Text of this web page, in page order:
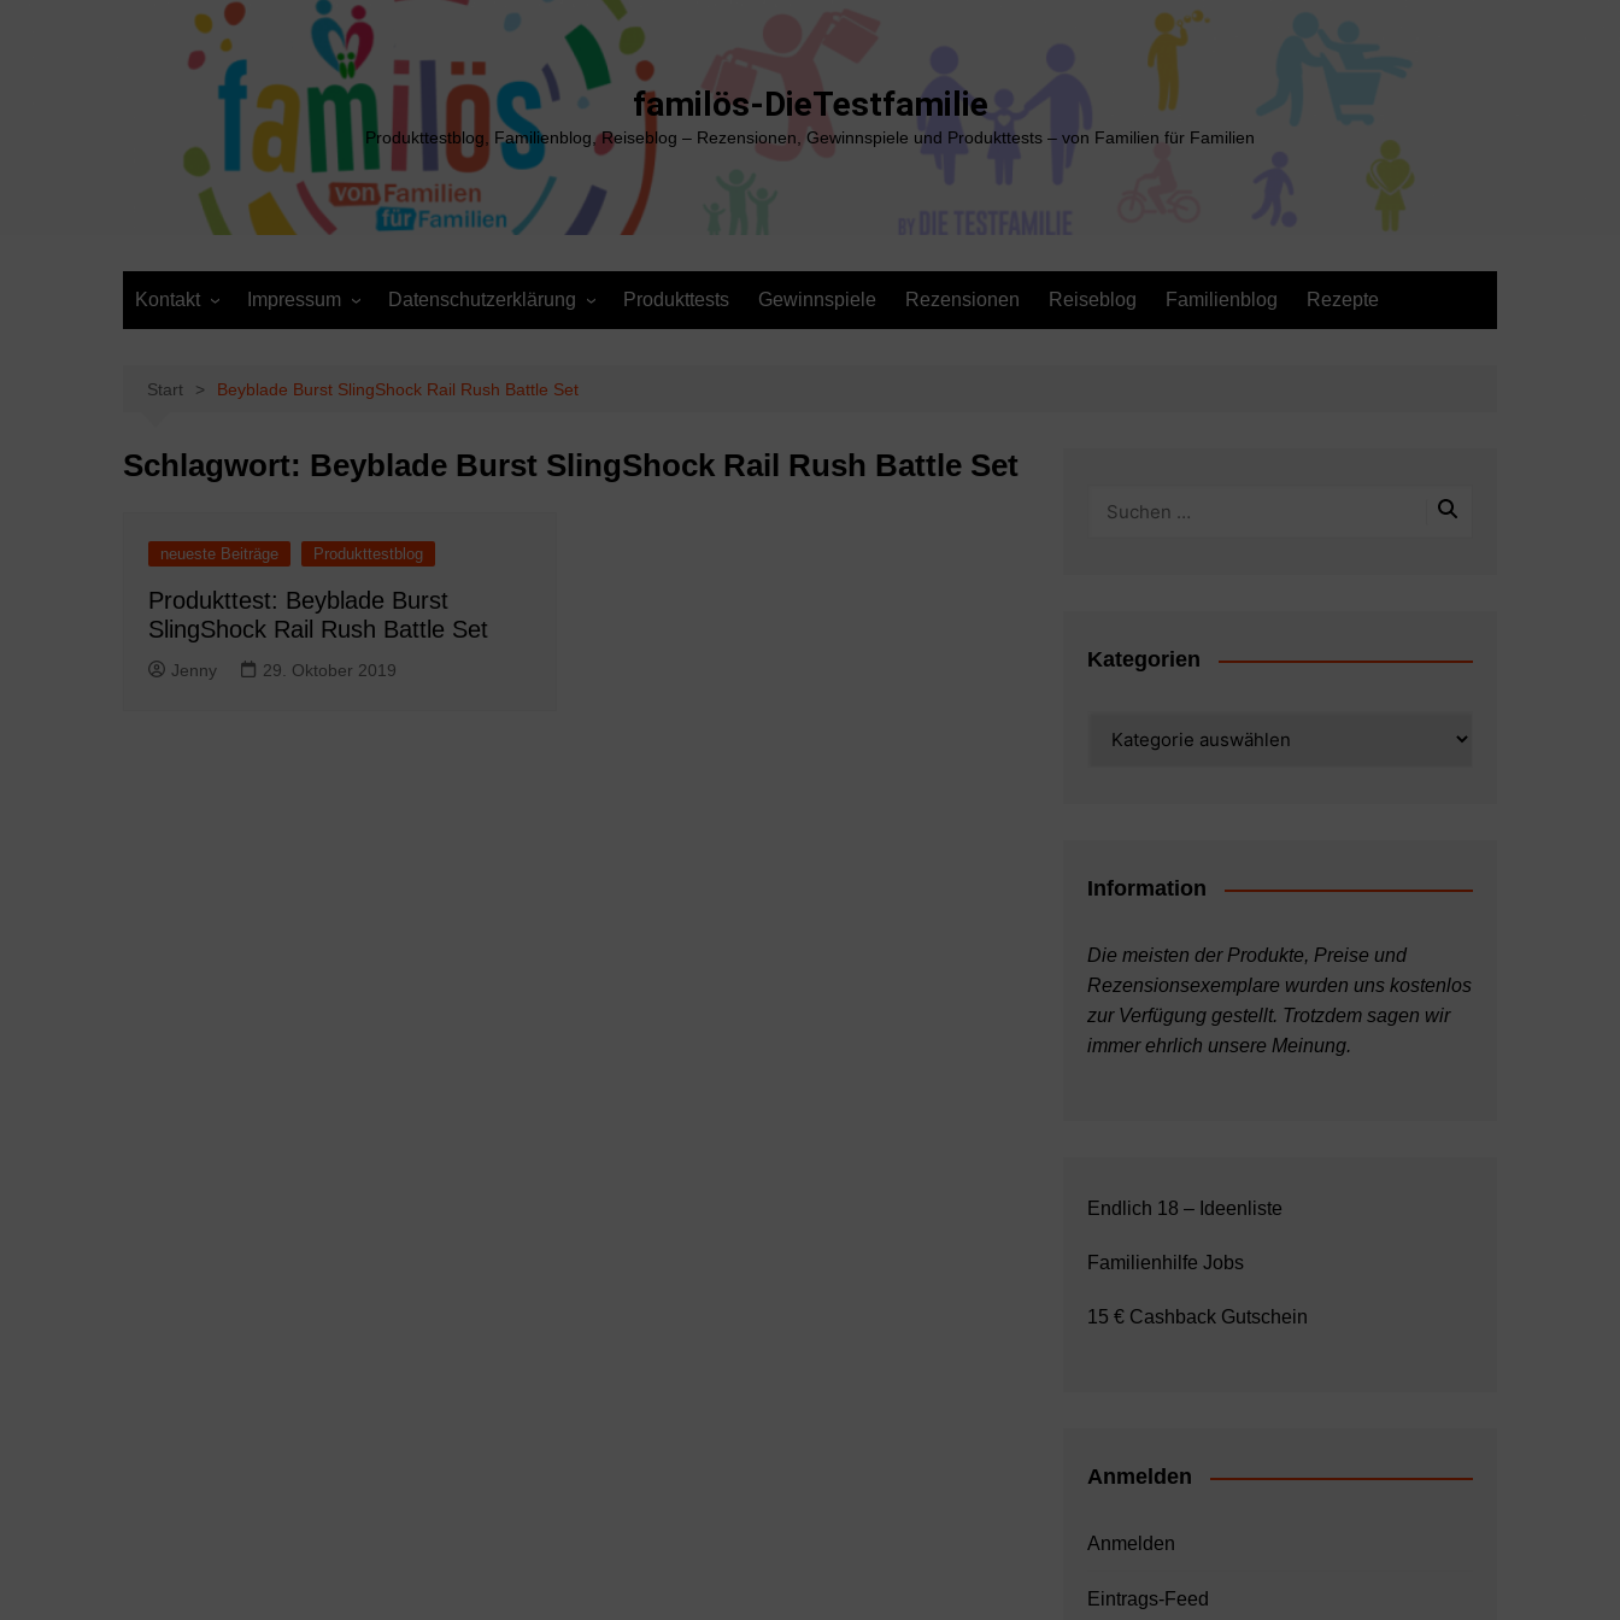
familös-DieTestfamilie
Produkttestblog, Familienblog, Reiseblog – Rezensionen, Gewinnspiele und Produkttests – von Familien für Familien
Kontakt Impressum Datenschutzerklärung Produkttests Gewinnspiele Rezensionen Reiseblog Familienblog Rezepte
Start Beyblade Burst SlingShock Rail Rush Battle Set
Schlagwort: Beyblade Burst SlingShock Rail Rush Battle Set
neueste Beiträge Produkttestblog
Produkttest: Beyblade Burst
SlingShock Rail Rush Battle Set
Jenny 29. Oktober 2019 Kategorien
Information
Die meisten der Produkte, Preise und
Rezensionsexemplare wurden uns kostenlos
zur Verfügung gestellt. Trotzdem sagen wir
immer ehrlich unsere Meinung.
Endlich 18 – Ideenliste
Familienhilfe Jobs
15 € Cashback Gutschein
Anmelden
Anmelden
Eintrags-Feed